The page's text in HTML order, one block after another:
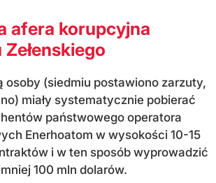
afera korupcyjna
osoby (siedmiu postawiono zarzuty,
miały systematycznie pobierać
państwowego operatora
Enerhoatom w wysokości 10-15
i w ten sposób wyprowadzić
100 mln dolarów.